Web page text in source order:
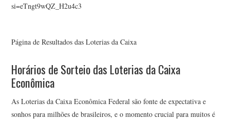
si=eTngt9wQZ_H2u4c3
Página de Resultados das Loterias da Caixa
Horários de Sorteio das Loterias da Caixa
Econômica
As Loterias da Caixa Econômica Federal são fonte de expectativa e
sonhos para milhões de brasileiros, e o momento crucial para muitos é